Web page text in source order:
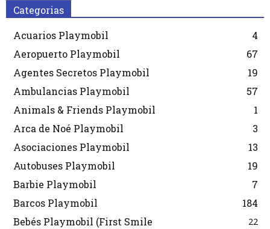
Categorias
Acuarios Playmobil
4
Aeropuerto Playmobil
67
Agentes Secretos Playmobil
19
Ambulancias Playmobil
57
Animals & Friends Playmobil
1
Arca de Noé Playmobil
3
Asociaciones Playmobil
13
Autobuses Playmobil
19
Barbie Playmobil
7
Barcos Playmobil
184
Bebés Playmobil (First Smile
22